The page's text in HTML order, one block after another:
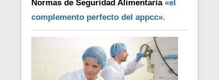
Normas de Seguridad Alimentaria «el
complemento perfecto del appcc».